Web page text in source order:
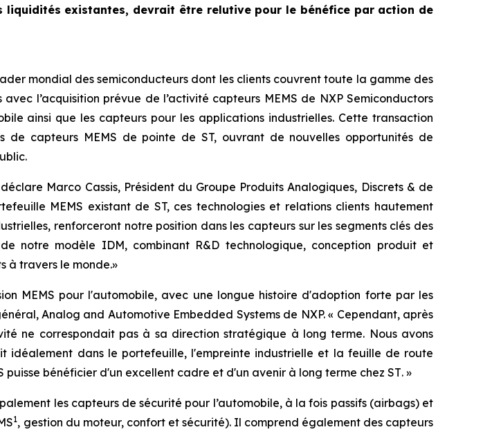
existantes, devrait être relutive pour le bénéfice par action de
mondial des semiconducteurs dont les clients couvrent toute la gamme des
l’acquisition prévue de l’activité capteurs MEMS de NXP Semiconductors
ainsi que les capteurs pour les applications industrielles. Cette transaction
capteurs MEMS de pointe de ST, ouvrant de nouvelles opportunités de
déclare Marco Cassis, Président du Groupe Produits Analogiques, Discrets & de
MEMS existant de ST, ces technologies et relations clients hautement
renforceront notre position dans les capteurs sur les segments clés des
notre modèle IDM, combinant R&D technologique, conception produit et
à travers le monde.»
MEMS pour l'automobile, avec une longue histoire d'adoption forte par les
Analog and Automotive Embedded Systems de NXP. « Cependant, après
ne correspondait pas à sa direction stratégique à long terme. Nous avons
idéalement dans le portefeuille, l'empreinte industrielle et la feuille de route
puisse bénéficier d'un excellent cadre et d'un avenir à long terme chez ST. »
les capteurs de sécurité pour l’automobile, à la fois passifs (airbags) et
1, gestion du moteur, confort et sécurité). Il comprend également des capteurs